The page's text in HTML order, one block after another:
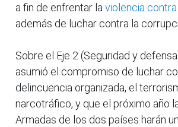
a fin de enfrentar la violencia
además de luchar contra la
Sobre el Eje 2 (Seguridad y
asumió el compromiso de luchar
delincuencia organizada, el
narcotráfico, y que el próximo año
Armadas de los dos países harán